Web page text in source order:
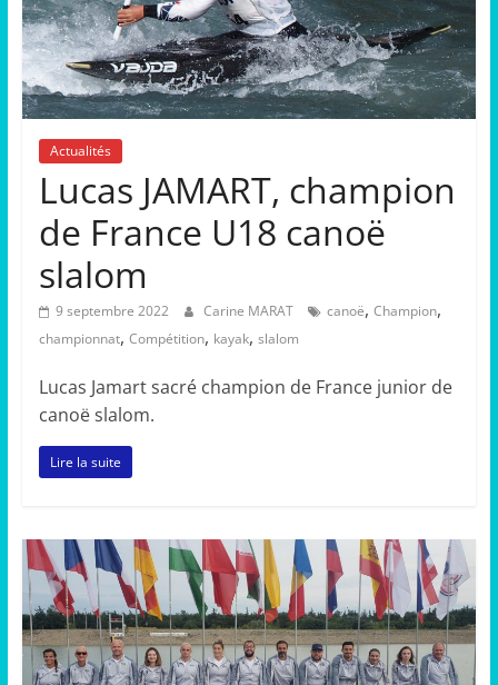
Actualités
Lucas JAMART, champion
de France U18 canoë
slalom
9 septembre 2022 Carine MARAT canoë, Champion,
championnat, Compétition, kayak, slalom
Lucas Jamart sacré champion de France junior de
canoë slalom.
Lire la suite